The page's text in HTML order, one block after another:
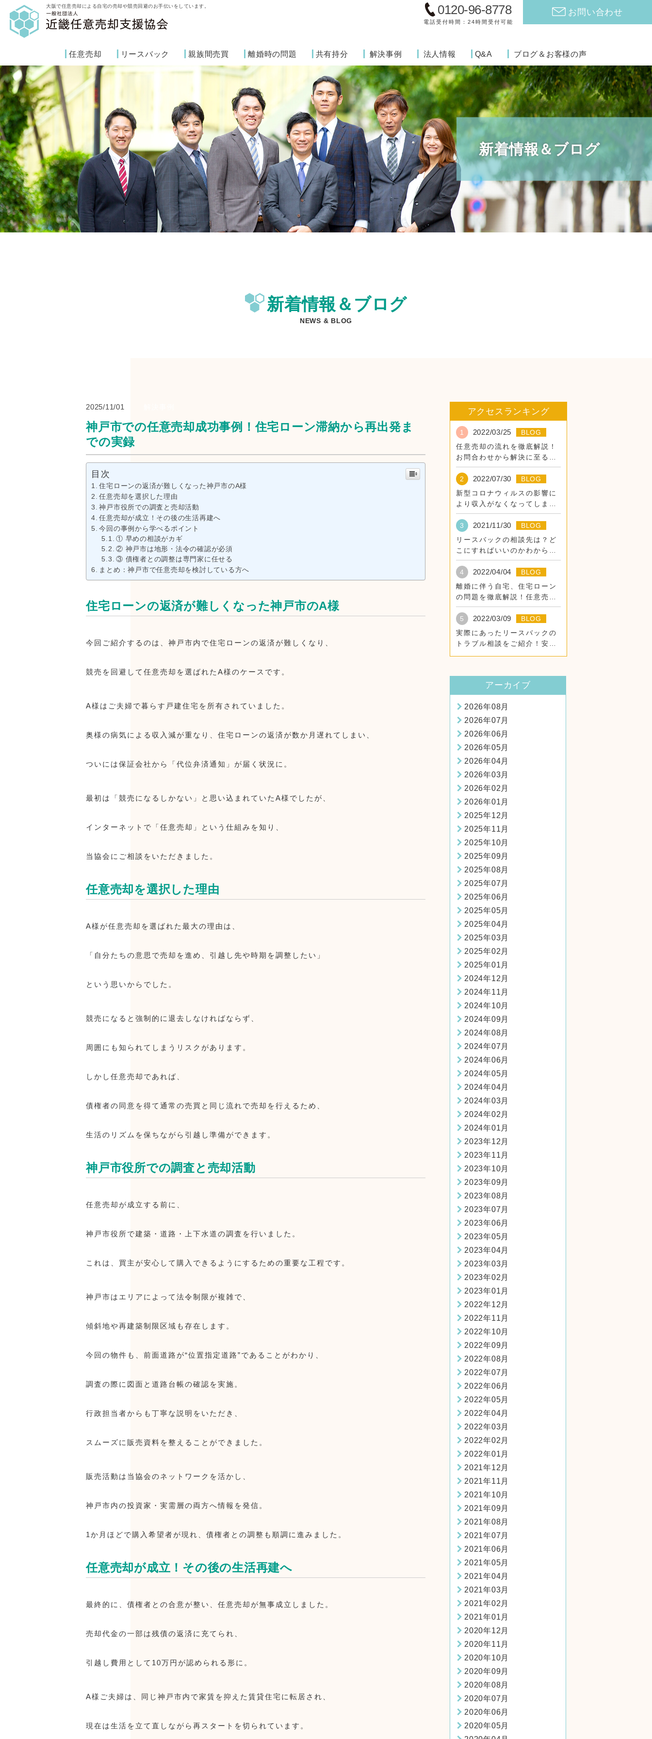
大阪で任意売却による自宅の売却や競売回避のお手伝いをしています。 0120-96-8778
電話受付時間：24時間受付可能
お問い合わせ
任意売却 リースバック 親族間売買 離婚時の問題 共有持分 解決事例 法人情報 Q&A ブログ＆お客様の声
新着情報＆ブログ
新着情報＆ブログ
NEWS & BLOG
2025/11/01
神戸市での任意売却成功事例！住宅ローン滞納から再出発ま
での実録
目次
住宅ローンの返済が難しくなった神戸市のA様
任意売却を選択した理由
神戸市役所での調査と売却活動
任意売却が成立！その後の生活再建へ
今回の事例から学べるポイント
① 早めの相談がカギ
② 神戸市は地形・法令の確認が必須
③ 債権者との調整は専門家に任せる
まとめ：神戸市で任意売却を検討している方へ
住宅ローンの返済が難しくなった神戸市のA様
今回ご紹介するのは、神戸市内で住宅ローンの返済が難しくなり、
競売を回避して任意売却を選ばれたA様のケースです。
A様はご夫婦で暮らす戸建住宅を所有されていました。
奥様の病気による収入減が重なり、住宅ローンの返済が数か月遅れてしまい、
ついには保証会社から「代位弁済通知」が届く状況に。
最初は「競売になるしかない」と思い込まれていたA様でしたが、
インターネットで「任意売却」という仕組みを知り、
当協会にご相談をいただきました。
任意売却を選択した理由
A様が任意売却を選ばれた最大の理由は、
「自分たちの意思で売却を進め、引越し先や時期を調整したい」
という思いからでした。
競売になると強制的に退去しなければならず、
周囲にも知られてしまうリスクがあります。
しかし任意売却であれば、
債権者の同意を得て通常の売買と同じ流れで売却を行えるため、
生活のリズムを保ちながら引越し準備ができます。
神戸市役所での調査と売却活動
任意売却が成立する前に、
神戸市役所で建築・道路・上下水道の調査を行いました。
これは、買主が安心して購入できるようにするための重要な工程です。
神戸市はエリアによって法令制限が複雑で、
傾斜地や再建築制限区域も存在します。
今回の物件も、前面道路が“位置指定道路”であることがわかり、
調査の際に図面と道路台帳の確認を実施。
行政担当者からも丁寧な説明をいただき、
スムーズに販売資料を整えることができました。
販売活動は当協会のネットワークを活かし、
神戸市内の投資家・実需層の両方へ情報を発信。
1か月ほどで購入希望者が現れ、債権者との調整も順調に進みました。
任意売却が成立！その後の生活再建へ
最終的に、債権者との合意が整い、任意売却が無事成立しました。
売却代金の一部は残債の返済に充てられ、
引越し費用として10万円が認められる形に。
A様ご夫婦は、同じ神戸市内で家賃を抑えた賃貸住宅に転居され、
現在は生活を立て直しながら再スタートを切られています。
アクセスランキング
1 2022/03/25
BLOG
任意売却の流れを徹底解説！
お問合わせから解決に至るま
での道のり
2
2022/07/30
BLOG
新型コロナウィルスの影響に
より収入がなくなってしまっ
た。
3
2021/11/30
BLOG
リースバックの相談先は？ど
こにすればいいのかわからな
い。
4
2022/04/04
BLOG
離婚に伴う自宅、住宅ローン
の問題を徹底解説！任意売
却・リースバックでそのまま
住み続けるために。
5 2022/03/09
BLOG
実際にあったリースバックの
トラブル相談をご紹介！安全
にリースバックを成功させる
アーカイブ
2026年08月
2026年07月
2026年06月
2026年05月
2026年04月
2026年03月
2026年02月
2026年01月
2025年12月
2025年11月
2025年10月
2025年09月
2025年08月
2025年07月
2025年06月
2025年05月
2025年04月
2025年03月
2025年02月
2025年01月
2024年12月
2024年11月
2024年10月
2024年09月
2024年08月
2024年07月
2024年06月
2024年05月
2024年04月
2024年03月
2024年02月
2024年01月
2023年12月
2023年11月
2023年10月
2023年09月
2023年08月
2023年07月
2023年06月
2023年05月
2023年04月
2023年03月
2023年02月
2023年01月
2022年12月
2022年11月
2022年10月
2022年09月
2022年08月
2022年07月
2022年06月
2022年05月
2022年04月
2022年03月
2022年02月
2022年01月
2021年12月
2021年11月
2021年10月
2021年09月
2021年08月
2021年07月
2021年06月
2021年05月
2021年04月
2021年03月
2021年02月
2021年01月
2020年12月
2020年11月
2020年10月
2020年09月
2020年08月
2020年07月
2020年06月
2020年05月